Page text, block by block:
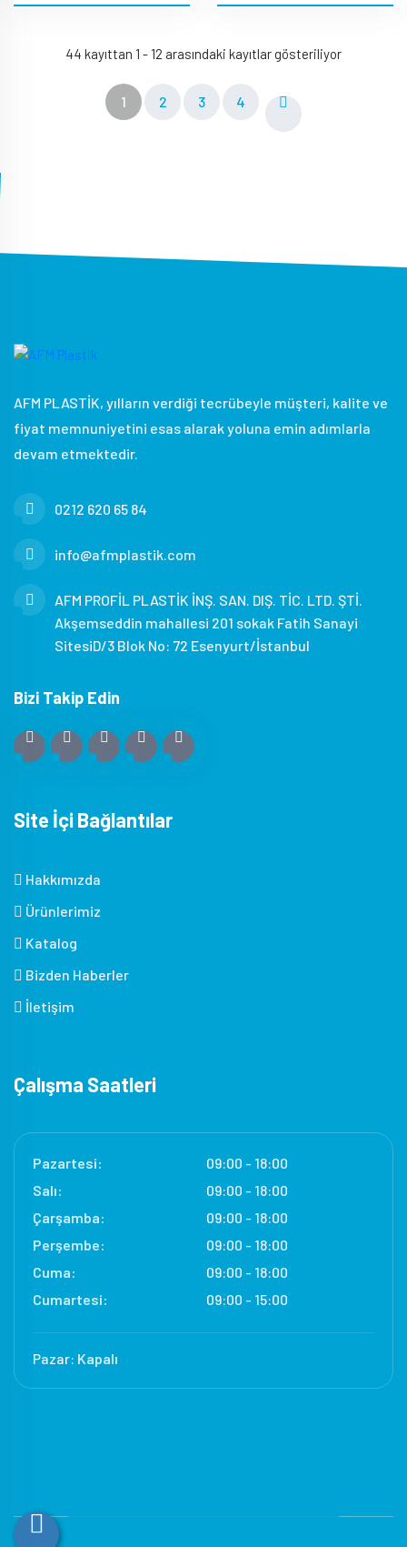
44 kayıttan 1 - 12 arasındaki kayıtlar gösteriliyor
1 2 3 4
AFM PLASTİK, yılların verdiği tecrübeyle müşteri, kalite ve
fiyat memnuniyetini esas alarak yoluna emin adımlarla
devam etmektedir.
0212 620 65 84
info@afmplastik.com
AFM PROFİL PLASTİK İNŞ. SAN. DIŞ. TİC. LTD. ŞTİ.
Akşemseddin mahallesi 201 sokak Fatih Sanayi
SitesiD/3 Blok No: 72 Esenyurt/İstanbul
Bizi Takip Edin
Site İçi Bağlantılar
Hakkımızda
Ürünlerimiz
Katalog
Bizden Haberler
İletişim
Çalışma Saatleri
Pazartesi:
09:00 - 18:00
Salı:
09:00 - 18:00
Çarşamba:
09:00 - 18:00
Perşembe:
09:00 - 18:00
Cuma:
09:00 - 18:00
Cumartesi:
09:00 - 15:00
Pazar: Kapalı